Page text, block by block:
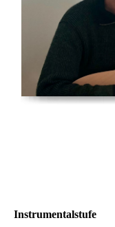
Instrumentalstufe